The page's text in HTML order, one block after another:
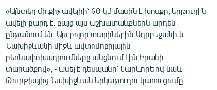
«Այնտեղ մի քիչ ավելիի՝ 60 կմ մասին է խոսքը, երթուղին
ավելի բարդ է, բայց այս աշխատանքներն արդեն
ընթանում են։ Այս բոլոր տարիներին Ադրբեջանի և
Նախիջևանի միջև ավտոմոբիլային
բեռնափոխադրումները անցնում էին Իրանի
տարածքով», - ասել է դեսպանը՝ կարևորելով նաև
Թուրքիայից Նախիջևան երկաթուղու կառուցումը։